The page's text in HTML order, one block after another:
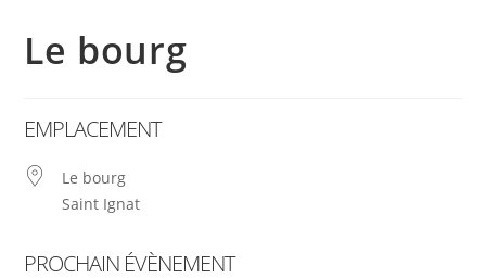
Le bourg
EMPLACEMENT
Le bourg
Saint Ignat
PROCHAIN ÉVÈNEMENT